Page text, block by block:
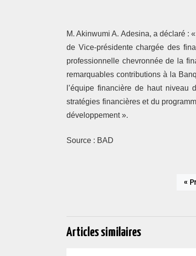
M. Akinwumi A. Adesina, a déclaré :
de Vice-présidente chargée des
professionnelle chevronnée de la
remarquables contributions à la
l’équipe financière de haut
stratégies financières et du
développement ».
Source : BAD
«
Articles similaires